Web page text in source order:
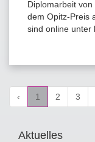
Diplomarbeit
dem Opitz-Preis
sind online unter
‹ 1 2 3
Aktuelles